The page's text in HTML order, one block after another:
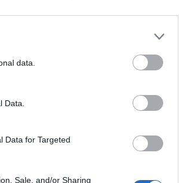
data.
Data.
Data for Targeted
Sale, and/or Sharing